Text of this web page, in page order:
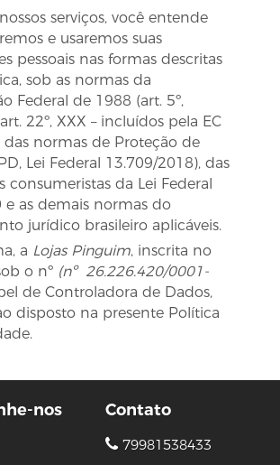
serviços, você entende
e usaremos suas
pessoais nas formas descritas
sob as normas da
Federal de 1988 (art. 5º,
22º, XXX – incluídos pela EC
das normas de Proteção de
Lei Federal 13.709/2018), das
consumeristas da Lei Federal
e as demais normas do
jurídico brasileiro aplicáveis.
a Lojas Pinguim, inscrita no
o nº (nº 26.226.420/0001-
de Controladora de Dados,
disposto na presente Política
nos Contato
79981538433